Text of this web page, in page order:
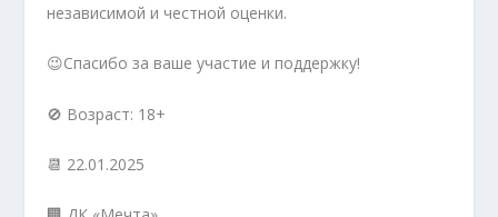
независимой и честной оценки.
😉Спасибо за ваше участие и поддержку!
🚫 Возраст: 18+
📆 22.01.2025